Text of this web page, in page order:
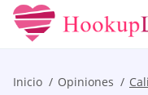
Inicio Opiniones